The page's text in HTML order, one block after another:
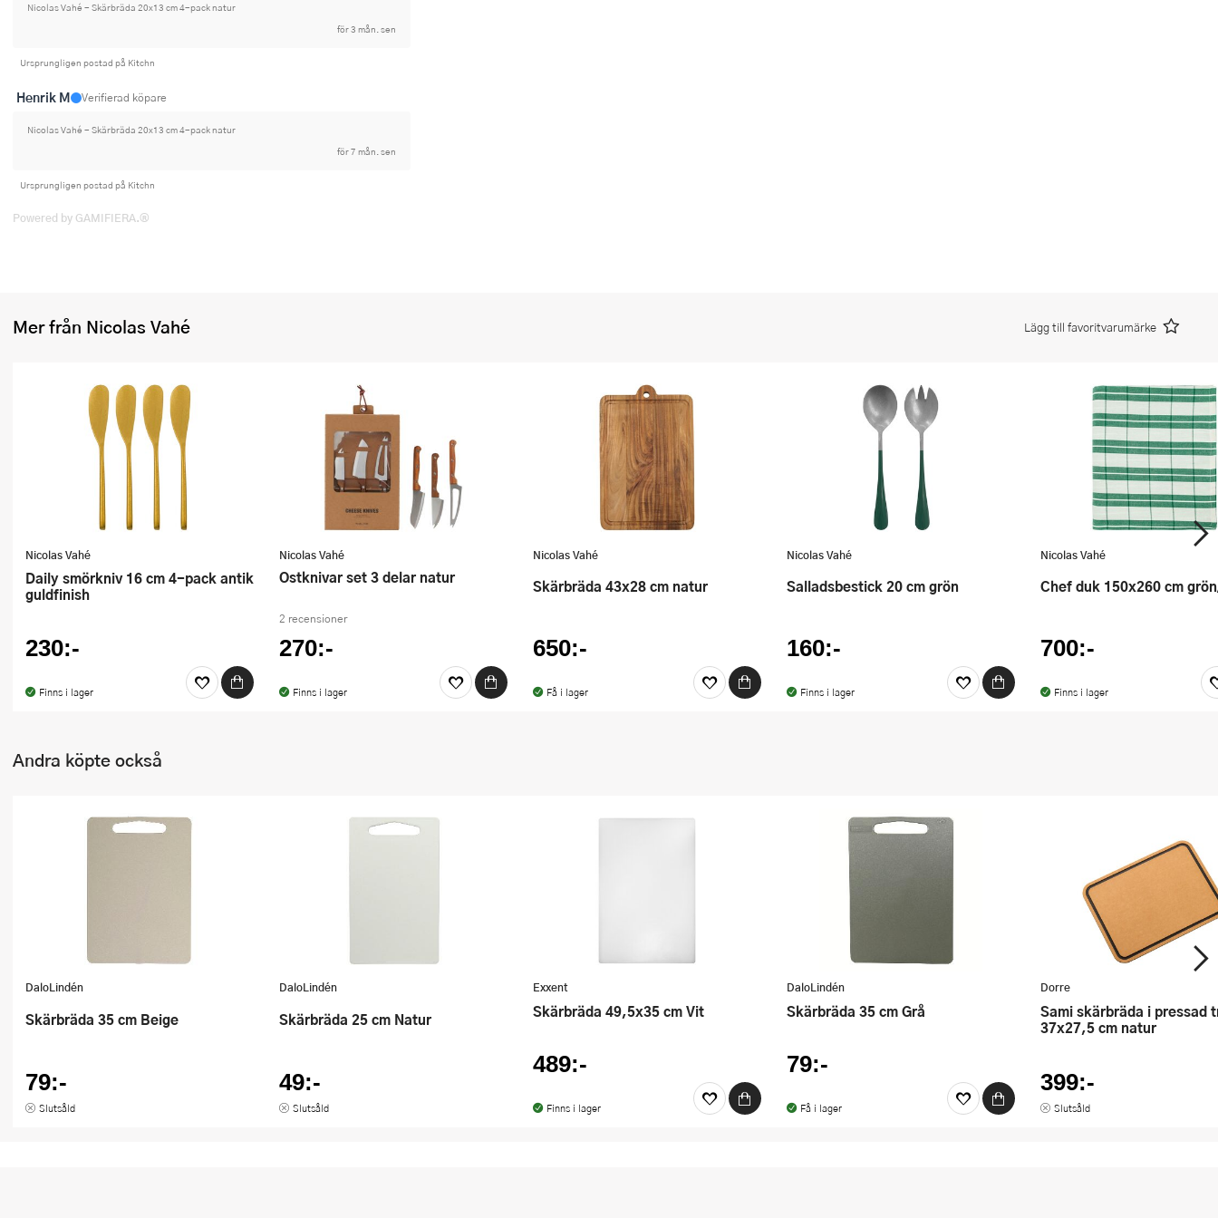
Nicolas Vahé - Skärbräda 20x13 cm 4-pack natur
för 3 mån. sen
Ursprungligen postad på Kitchn
Henrik M Verifierad köpare
Nicolas Vahé - Skärbräda 20x13 cm 4-pack natur
för 7 mån. sen
Ursprungligen postad på Kitchn
Powered by GAMIFIERA.®
Mer från Nicolas Vahé Lägg till favoritvarumärke
Nicolas Vahé
Daily smörkniv 16 cm 4-pack antik
guldfinish
230:-
Finns i lager
Nicolas Vahé
Ostknivar set 3 delar natur
2 recensioner
270:-
Finns i lager
Nicolas Vahé
Skärbräda 43x28 cm natur
650:-
Få i lager
Nicolas Vahé
Salladsbestick 20 cm grön
160:-
Finns i lager
Nicolas Vahé
Chef duk 150x260 cm
700:-
Finns i lager
Andra köpte också
DaloLindén
Skärbräda 35 cm Beige
79:-
Slutsåld
DaloLindén
Skärbräda 25 cm Natur
49:-
Slutsåld
Exxent
Skärbräda 49,5x35 cm Vit
489:-
Finns i lager
DaloLindén
Skärbräda 35 cm Grå
79:-
Få i lager
Dorre
Sami skärbräda i pressad träfiber
37x27,5 cm natur
399:-
Slutsåld